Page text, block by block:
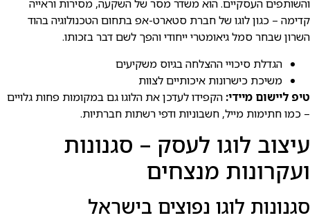
והשותפים העסקיים. הוא משדר מסר של השקעה, מסירות וראייה
קדימה – כגון לוגו של חברת סטארט-אפ בתחום הטכנולוגיה בהוד
השרון שבחר סמל גיאומטרי ייחודי והפך לשם דבר בזכותו.
הגדלת סיכויי ההצלחה בגיוס משקיעים
משיכת כישרונות איכותיים לצוות
טיפ ליישום מיידי: הקפידו לעדכן את הלוגו גם במקומות פחות גלויים
– כמו חתימות מייל, חשבוניות ודפי רשתות חברתיות.
עיצוב לוגו לעסק – סגנונות
ועקרונות מנצחים
סגנונות לוגו נפוצים בישראל